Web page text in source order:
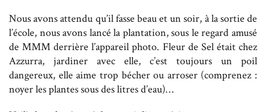
Nous avons attendu qu’il fasse beau et un soir, à la sortie de
l’école, nous avons lancé la plantation, sous le regard amusé
de MMM derrière l’appareil photo. Fleur de Sel était chez
Azzurra, jardiner avec elle, c’est toujours un poil
dangereux, elle aime trop bécher ou arroser (comprenez :
noyer les plantes sous des litres d’eau)…